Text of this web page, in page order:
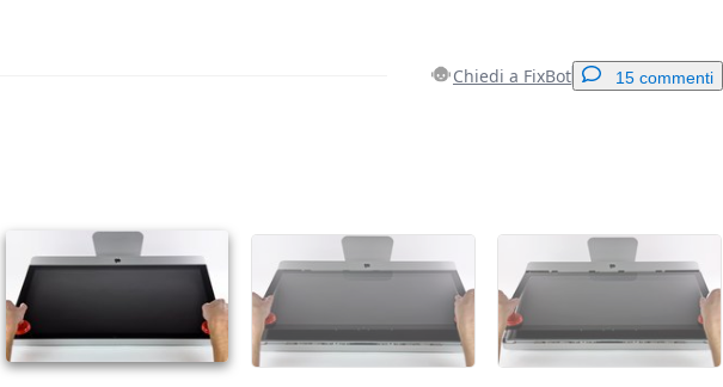
Chiedi a FixBot 15 commenti
Annulla Pubblica commento